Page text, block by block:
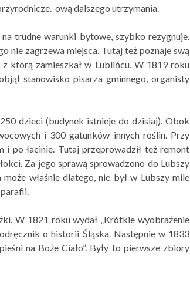
ową dalszego utrzymania.
trudne warunki bytowe, szybko rezygnuje.
nie zagrzewa miejsca. Tutaj też poznaje swą
którą zamieszkał w Lublińcu. W 1819 roku
stanowisko pisarza gminnego, organisty
dzieci (budynek istnieje do dzisiaj). Obok
i 300 gatunków innych roślin. Przy
po łacinie. Tutaj przeprowadził też remont
Za jego sprawą sprowadzono do Lubszy
właśnie dlatego, nie był w Lubszy mile
W 1821 roku wydał „Krótkie wyobrażenie
o historii Śląska. Następnie w 1833
na Boże Ciało”. Były to pierwsze zbiory